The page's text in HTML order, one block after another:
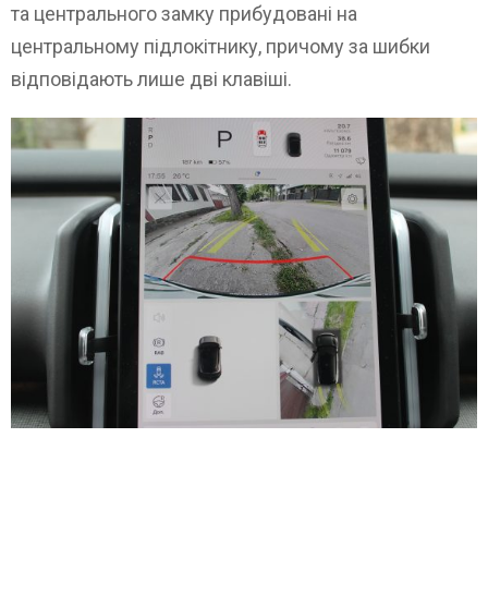
та центрального замку прибудовані на
центральному підлокітнику, причому за шибки
відповідають лише дві клавіші.